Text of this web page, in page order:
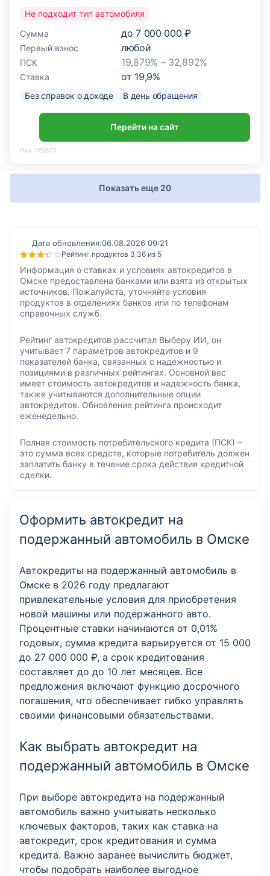
Сумма до 7 000 000 ₽
Первый взнос любой
ПСК 19,879% – 32,892%
Ставка от 19,9%
Не подходит тип автомобиля
Без справок о доходе В день обращения
Перейти на сайт
Лиц. №2673
Показать еще 20
Дата обновления:06.08.2026 09:21
Рейтинг продуктов 3,36 из 5
Информация о ставках и условиях автокредитов в
Омске предоставлена банками или взята из открытых
источников. Пожалуйста, уточняйте условия
продуктов в отделениях банков или по телефонам
справочных служб.
Рейтинг автокредитов рассчитал Выберу ИИ, он
учитывает 7 параметров автокредитов и 9
показателей банка, связанных с надежностью и
позициями в различных рейтингах. Основной вес
имеет стоимость автокредитов и надежность банка,
также учитываются дополнительные опции
автокредитов. Обновление рейтинга происходит
еженедельно.
Полная стоимость потребительского кредита (ПСК) –
это сумма всех средств, которые потребитель должен
заплатить банку в течение срока действия кредитной
сделки.
Оформить автокредит на
подержанный автомобиль в Омске
Автокредиты на подержанный автомобиль в
Омске в 2026 году предлагают
привлекательные условия для приобретения
новой машины или подержанного авто.
Процентные ставки начинаются от 0,01%
годовых, сумма кредита варьируется от 15 000
до 27 000 000 ₽, а срок кредитования
составляет до до 10 лет месяцев. Все
предложения включают функцию досрочного
погашения, что обеспечивает гибко управлять
своими финансовыми обязательствами.
Как выбрать автокредит на
подержанный автомобиль в Омске
При выборе автокредита на подержанный
автомобиль важно учитывать несколько
ключевых факторов, таких как ставка на
автокредит, срок кредитования и сумма
кредита. Важно заранее вычислить бюджет,
чтобы подобрать наиболее выгодное